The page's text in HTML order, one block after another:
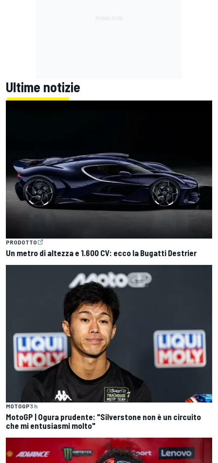
Ultime notizie
PRODOTTO
Un metro di altezza e 1.600 CV: ecco la Bugatti Destrier
MOTOGP3 h
MotoGP | Ogura prudente: "Silverstone non è un circuito
che mi entusiasmi molto"